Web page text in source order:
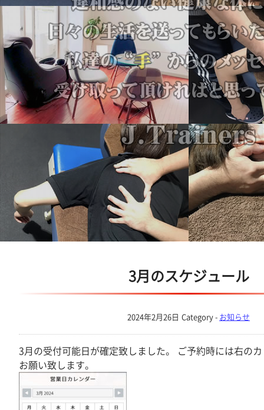
3月のスケジュール
2024年2月26日 Category - お知らせ
3月の受付可能日が確定致しました。 ご予約時には右の
お願い致します。